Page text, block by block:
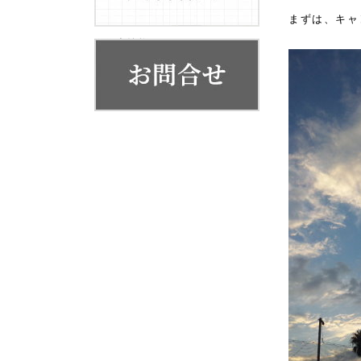
代表挨拶
会社概要・系列店舗
まずは、キ